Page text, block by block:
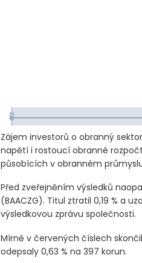
Zájem investorů o obranný
napětí i rostoucí obranné
působících v obranném průmyslu.
Před zveřejněním výsledků
(BAACZG)
. Titul ztratil 0,19 % a
výsledkovou zprávu společnosti.